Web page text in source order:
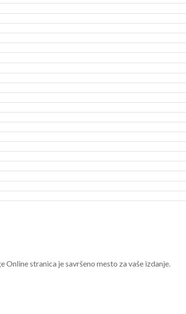
stranica je savršeno mesto za vaše izdanje.